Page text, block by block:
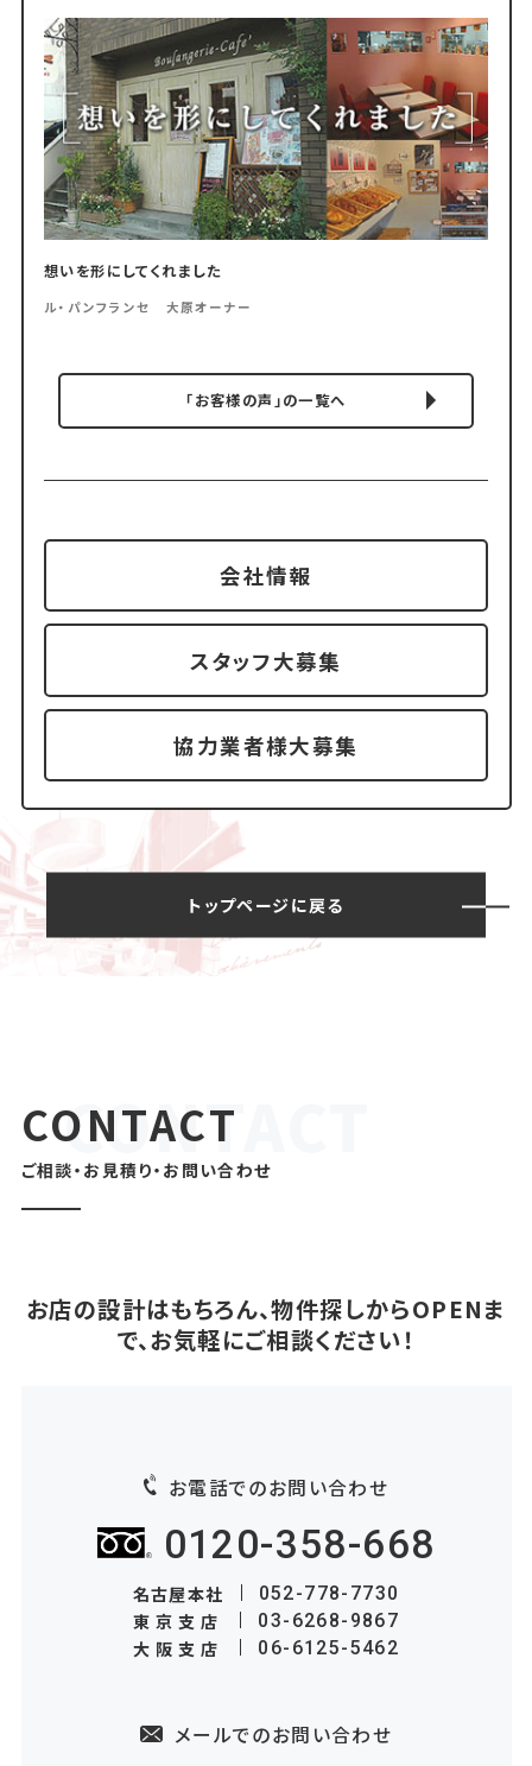
想いを形にしてくれました
ル・パンフランセ 大原オーナー
「お客様の声」の一覧へ
会社情報
スタッフ大募集
協力業者様大募集
トップページに戻る
CONTACT
ご相談・お見積り・お問い合わせ
お店の設計はもちろん、物件探しからOPENま
で、お気軽にご相談ください！
お電話でのお問い合わせ
0120-358-668
名古屋本社 052-778-7730
東京支店 03-6268-9867
大阪支店 06-6125-5462
メールでのお問い合わせ